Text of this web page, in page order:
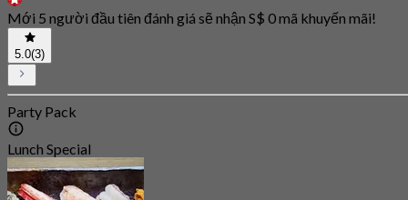
Mới 5 người đầu tiên đánh giá sẽ nhận S$ 0 mã khuyến mãi!
5.0(3)
Party Pack
Lunch Special